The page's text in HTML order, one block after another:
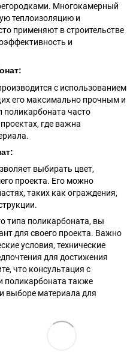
Многокамерный
теплоизоляцию и
применяют в строительстве
и
с использованием
его максимально прочным и
поликарбоната часто
где важна
выбирать цвет,
проекта. Его можно
таких как ограждения,
типа поликарбоната, вы
для своего проекта. Важно
условия, технические
для достижения
что консультация с
поликарбоната также
выборе материала для